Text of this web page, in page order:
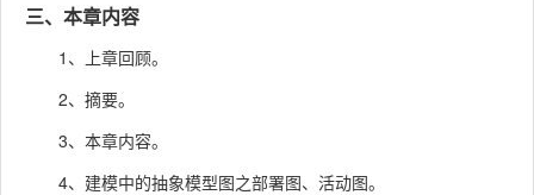
三、本章内容
1、上章回顾。
2、摘要。
3、本章内容。
4、建模中的抽象模型图之部署图、活动图。